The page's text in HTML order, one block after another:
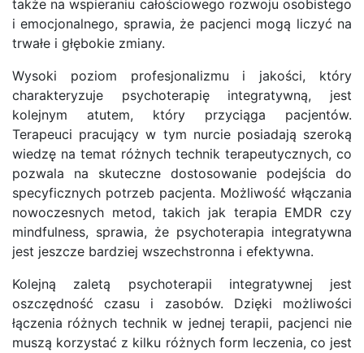
także na wspieraniu całościowego rozwoju osobistego
i emocjonalnego, sprawia, że pacjenci mogą liczyć na
trwałe i głębokie zmiany.
Wysoki poziom profesjonalizmu i jakości, który
charakteryzuje psychoterapię integratywną, jest
kolejnym atutem, który przyciąga pacjentów.
Terapeuci pracujący w tym nurcie posiadają szeroką
wiedzę na temat różnych technik terapeutycznych, co
pozwala na skuteczne dostosowanie podejścia do
specyficznych potrzeb pacjenta. Możliwość włączania
nowoczesnych metod, takich jak terapia EMDR czy
mindfulness, sprawia, że psychoterapia integratywna
jest jeszcze bardziej wszechstronna i efektywna.
Kolejną zaletą psychoterapii integratywnej jest
oszczędność czasu i zasobów. Dzięki możliwości
łączenia różnych technik w jednej terapii, pacjenci nie
muszą korzystać z kilku różnych form leczenia, co jest